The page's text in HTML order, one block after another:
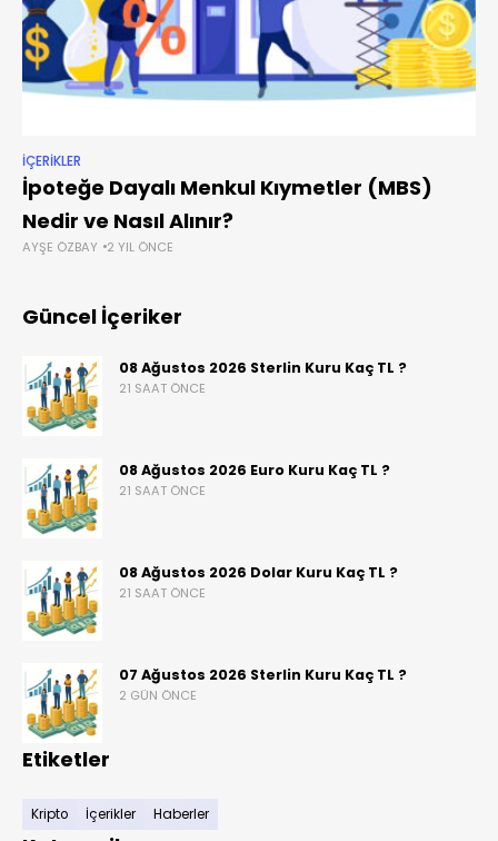
İÇERIKLER
İpoteğe Dayalı Menkul Kıymetler (MBS)
Nedir ve Nasıl Alınır?
AYŞE ÖZBAY 2 YIL ÖNCE
Güncel İçeriker
08 Ağustos 2026 Sterlin Kuru Kaç TL ?
21 SAAT ÖNCE
08 Ağustos 2026 Euro Kuru Kaç TL ?
21 SAAT ÖNCE
08 Ağustos 2026 Dolar Kuru Kaç TL ?
21 SAAT ÖNCE
07 Ağustos 2026 Sterlin Kuru Kaç TL ?
2 GÜN ÖNCE
Etiketler
Kripto İçerikler Haberler